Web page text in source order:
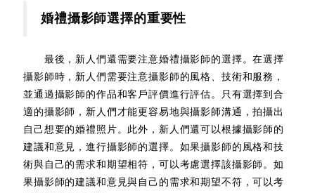
婚禮攝影師選擇的重要性
最後，新人們還需要注意婚禮攝影師的選擇。在選擇
攝影師時，新人們需要注意攝影師的風格、技術和服務，
並通過攝影師的作品和客戶評價進行評估。只有選擇到合
適的攝影師，新人們才能更容易地與攝影師溝通，拍攝出
自己想要的婚禮照片。此外，新人們還可以根據攝影師的
建議和意見，進行攝影師的選擇。如果攝影師的風格和技
術與自己的需求和期望相符，可以考慮選擇該攝影師。如
果攝影師的建議和意見與自己的需求和期望不符，可以考